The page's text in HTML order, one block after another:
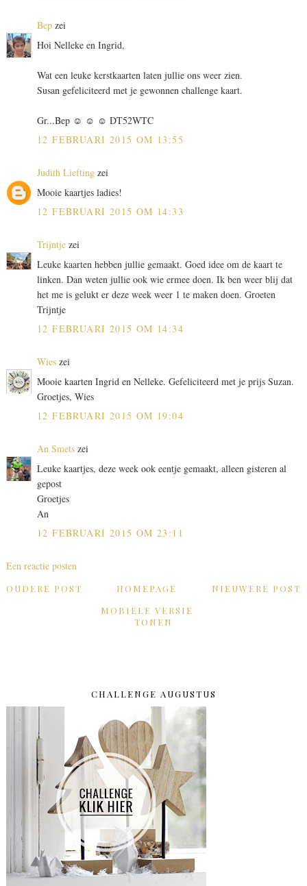
Bepzei
Hoi Nelleke en Ingrid,
Wat een leuke kerstkaarten laten jullie ons weer zien.
Susan gefeliciteerd met je gewonnen challenge kaart.
Gr...Bep ☺ ☺ ☺ DT52WTC
12 FEBRUARI 2015 OM 13:55
Judith Lieftingzei
Mooie kaartjes ladies!
12 FEBRUARI 2015 OM 14:33
Trijntjezei
Leuke kaarten hebben jullie gemaakt. Goed idee om de kaart te
linken. Dan weten jullie ook wie ermee doen. Ik ben weer blij dat
het me is gelukt er deze week weer 1 te maken doen. Groeten
Trijntje
12 FEBRUARI 2015 OM 14:34
Wieszei
Mooie kaarten Ingrid en Nelleke. Gefeliciteerd met je prijs Suzan.
Groetjes, Wies
12 FEBRUARI 2015 OM 19:04
An Smetszei
Leuke kaartjes, deze week ook eentje gemaakt, alleen gisteren al
gepost
Groetjes
An
12 FEBRUARI 2015 OM 23:11
Een reactie posten
NIEUWERE POST
OUDERE POST
HOMEPAGE
MOBIELE VERSIE
TONEN
CHALLENGE AUGUSTUS